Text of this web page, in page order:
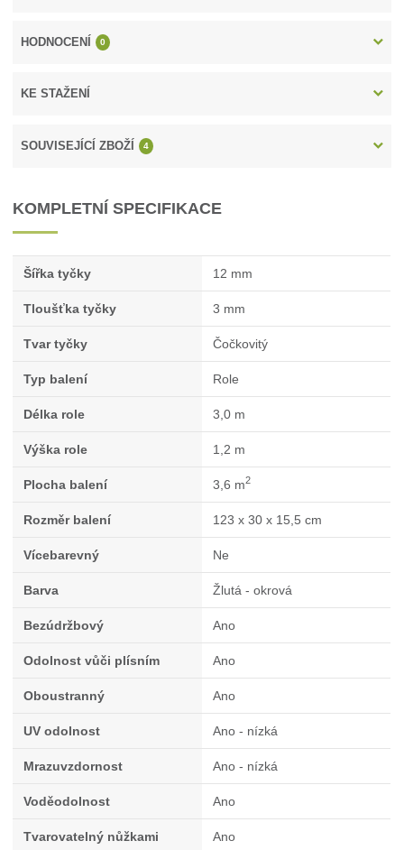
HODNOCENÍ 0
KE STAŽENÍ
SOUVISEJÍCÍ ZBOŽÍ 4
KOMPLETNÍ SPECIFIKACE
Šířka tyčky 12 mm
Tloušťka tyčky 3 mm
Tvar tyčky Čočkovitý
Typ balení Role
Délka role 3,0 m
Výška role 1,2 m
Plocha balení 3,6 m2
Rozměr balení 123 x 30 x 15,5 cm
Vícebarevný Ne
Barva Žlutá - okrová
Bezúdržbový Ano
Odolnost vůči plísním Ano
Oboustranný Ano
UV odolnost Ano - nízká
Mrazuvzdornost Ano - nízká
Voděodolnost Ano
Tvarovatelný nůžkami Ano